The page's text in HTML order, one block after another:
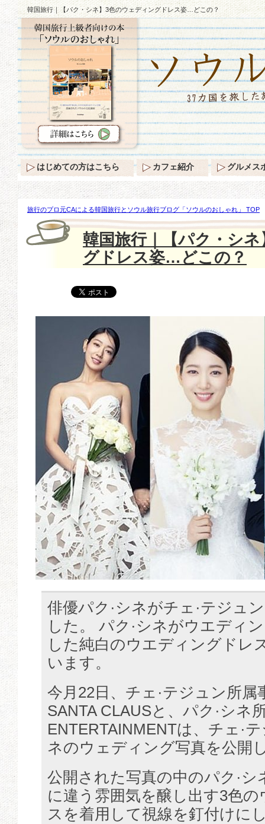
韓国旅行｜【パク・シネ】3色のウェディングドレス姿…どこの？
旅行のプロ元CAによる韓国旅行とソウル旅行ブログ「ソウルのおしゃれ」 TOP
シネ】3色のウェディングドレス姿…どこの？
韓国旅行｜【パク・シ
グドレス姿…どこの？
俳優パク·シネがチェ·テジュ
した。 パク·シネがウエディ
した純白のウエディングドレ
います。
今月22日、チェ·テジュン所属
SANTA CLAUSと、パク·シネ
ENTERTAINMENTは、チェ·
ネのウェディング写真を公開
公開された写真の中のパク·
に違う雰囲気を醸し出す3色
スを着用して視線を釘付けに
はじめての方はこちら カフェ紹介 グルメス